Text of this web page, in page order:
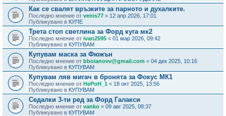
Как се свалят връзките за парното и духалките.
Последно мнение от venis77 « 12 апр 2026, 17:01
Публикувано в КУПЕ
Трета стоп светлина за Форд куга мк2
Последно мнение от ivan2595 « 01 мар 2026, 09:42
Публикувано в КУПУВАМ
Купувам маска за Фюжън
Последно мнение от bboianovv@gmail.com « 04 дек 2025, 10:16
Публикувано в КУПУВАМ
Купувам ляв мигач в бронята за Фокус МК1
Последно мнение от HePoH_1 « 18 окт 2025, 13:56
Публикувано в КУПУВАМ
Седалки 3-ти ред за Форд Галакси
Последно мнение от vanko « 09 авг 2025, 08:37
Публикувано в КУПУВАМ